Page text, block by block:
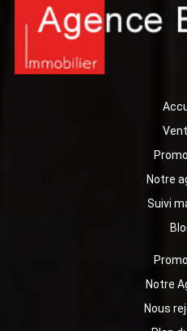
Notre
Suivi
Notre
Nous